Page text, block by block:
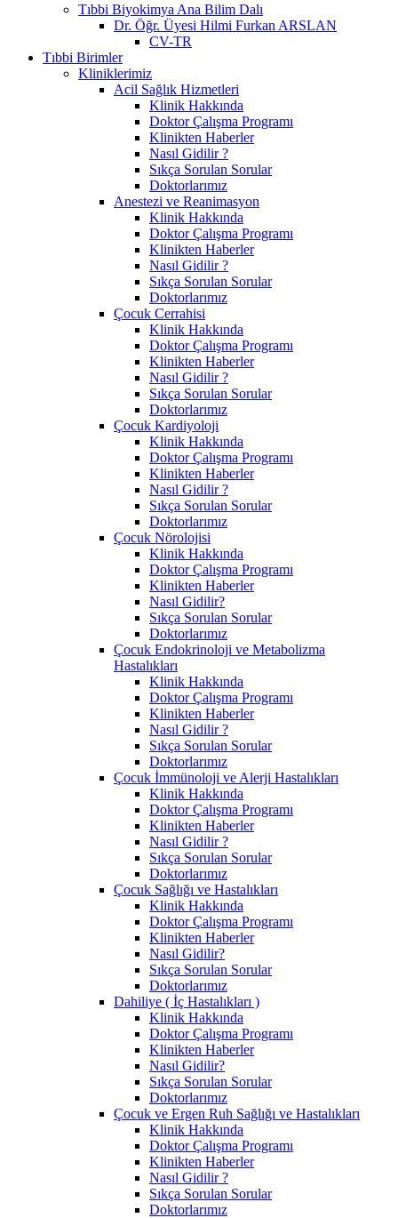
Tıbbi Biyokimya Ana Bilim Dalı
Dr. Öğr. Üyesi Hilmi Furkan ARSLAN
CV-TR
Tıbbi Birimler
Kliniklerimiz
Acil Sağlık Hizmetleri
Klinik Hakkında
Doktor Çalışma Programı
Klinikten Haberler
Nasıl Gidilir ?
Sıkça Sorulan Sorular
Doktorlarımız
Anestezi ve Reanimasyon
Klinik Hakkında
Doktor Çalışma Programı
Klinikten Haberler
Nasıl Gidilir ?
Sıkça Sorulan Sorular
Doktorlarımız
Çocuk Cerrahisi
Klinik Hakkında
Doktor Çalışma Programı
Klinikten Haberler
Nasıl Gidilir ?
Sıkça Sorulan Sorular
Doktorlarımız
Çocuk Kardiyoloji
Klinik Hakkında
Doktor Çalışma Programı
Klinikten Haberler
Nasıl Gidilir ?
Sıkça Sorulan Sorular
Doktorlarımız
Çocuk Nörolojisi
Klinik Hakkında
Doktor Çalışma Programı
Klinikten Haberler
Nasıl Gidilir?
Sıkça Sorulan Sorular
Doktorlarımız
Çocuk Endokrinoloji ve Metabolizma
Hastalıkları
Klinik Hakkında
Doktor Çalışma Programı
Klinikten Haberler
Nasıl Gidilir ?
Sıkça Sorulan Sorular
Doktorlarımız
Çocuk İmmünoloji ve Alerji Hastalıkları
Klinik Hakkında
Doktor Çalışma Programı
Klinikten Haberler
Nasıl Gidilir ?
Sıkça Sorulan Sorular
Doktorlarımız
Çocuk Sağlığı ve Hastalıkları
Klinik Hakkında
Doktor Çalışma Programı
Klinikten Haberler
Nasıl Gidilir?
Sıkça Sorulan Sorular
Doktorlarımız
Dahiliye ( İç Hastalıkları )
Klinik Hakkında
Doktor Çalışma Programı
Klinikten Haberler
Nasıl Gidilir?
Sıkça Sorulan Sorular
Doktorlarımız
Çocuk ve Ergen Ruh Sağlığı ve Hastalıkları
Klinik Hakkında
Doktor Çalışma Programı
Klinikten Haberler
Nasıl Gidilir ?
Sıkça Sorulan Sorular
Doktorlarımız